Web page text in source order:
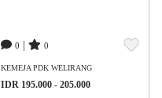
0 0
KEMEJA PDK WELIRANG
IDR 195.000 - 205.000